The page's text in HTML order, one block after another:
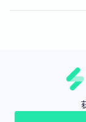
工作结束时
回调 URL
云存储